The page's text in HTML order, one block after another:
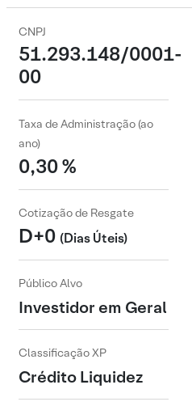
CNPJ
51.293.148/0001-
00
Taxa de Administração (ao
ano)
0,30 %
Cotização de Resgate
D+0 (Dias Úteis)
Público Alvo
Investidor em Geral
Classificação XP
Crédito Liquidez